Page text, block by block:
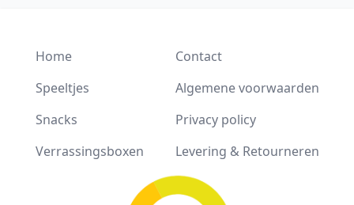
Home
Speeltjes
Snacks
Verrassingsboxen
Contact
Algemene voorwaarden
Privacy policy
Levering & Retourneren